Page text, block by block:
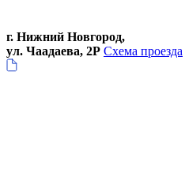
г. Нижний Новгород,
ул. Чаадаева, 2Р Схема проезда